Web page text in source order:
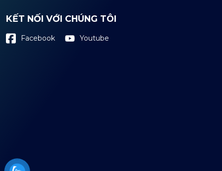
KẾT NỐI VỚI CHÚNG TÔI
Facebook Youtube